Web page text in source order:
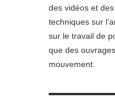
des vidéos et
techniques sur
sur le travail de
que des
mouvement.